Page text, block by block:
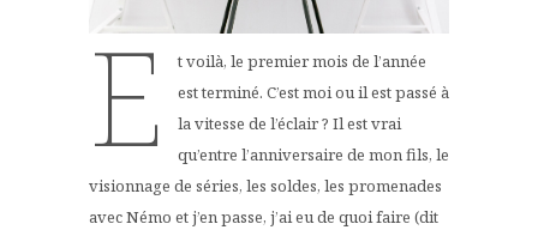
E
t voilà, le premier mois de l’année
est terminé. C’est moi ou il est passé à
la vitesse de l’éclair ? Il est vrai
qu’entre l’anniversaire de mon fils, le
visionnage de séries, les soldes, les promenades
avec Némo et j’en passe, j’ai eu de quoi faire (dit